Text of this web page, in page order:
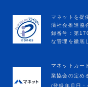
マネットカー
業協会の定め
(登録年月日